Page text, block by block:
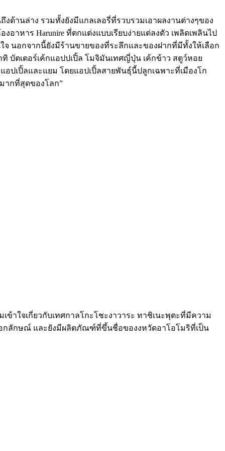
านล่าง รวมทั้งยังมีแกลเลอรี่ที่รวบรวมเอาผลงานต่างๆของ
หาร Harunire ที่ตกแต่งแบบเรียบง่ายแต่ลงตัว เพลิดเพลินไป
จ นอกจากนี้ยังมีร้านขายของที่ระลึกและของฝากที่มีทั้งให้เลือก
บัตเตอร์เค้กแอปปเปิ้ล โมจิมันเทศญี่ปุ่น เค้กข้าว สตูว์หอย
ปเปิ้ลและแยม โดยแอปเปิ้ลสายพันธุ์นี้ปลูกเฉพาะที่เมืองโก
ากที่สุดของโลก”
ใจเกี่ยวกับเทศกาลโกะโชะงาวาระ ทาชิเนะพุตะที่มีความ
กลักษณ์ และยังมีผลิตภัณฑ์ที่ขึ้นชื่อของงหวัดอาโอโมริที่เป็น